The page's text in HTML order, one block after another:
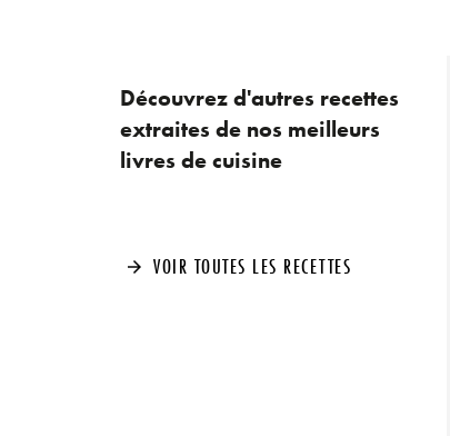
Découvrez d'autres recettes
extraites de nos meilleurs
livres de cuisine
arrow_forward VOIR TOUTES LES RECETTES